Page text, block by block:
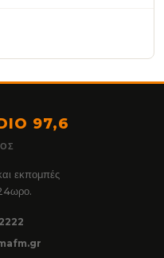
97,6
εκπομπές